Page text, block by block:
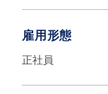
雇用形態
正社員